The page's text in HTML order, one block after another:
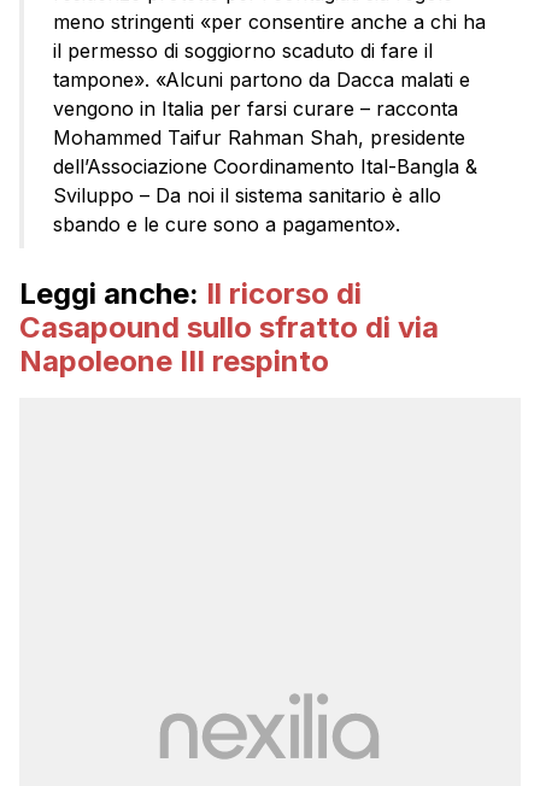
meno stringenti «per consentire anche a chi ha
il permesso di soggiorno scaduto di fare il
tampone». «Alcuni partono da Dacca malati e
vengono in Italia per farsi curare – racconta
Mohammed Taifur Rahman Shah, presidente
dell’Associazione Coordinamento Ital-Bangla &
Sviluppo – Da noi il sistema sanitario è allo
sbando e le cure sono a pagamento».
Leggi anche: Il ricorso di
Casapound sullo sfratto di via
Napoleone III respinto